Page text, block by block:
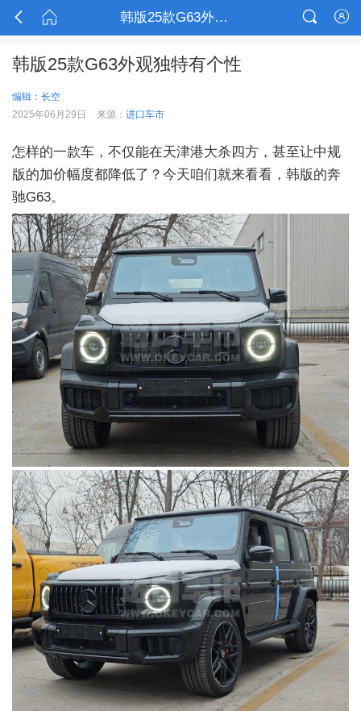
  韩版25款G63外观独特有个性 

韩版25款G63外观独特有个性
编辑：长空
2025年06月29日
来源： 进口车市
怎样的一款车，不仅能在天津港大杀四方，甚至让中规
版的加价幅度都降低了？今天咱们就来看看，韩版的奔
驰G63。